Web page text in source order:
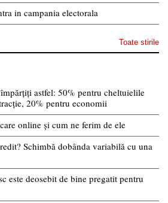
in campania electorala
Toate stirile
astfel: 50% pentru cheltuielile
20% pentru economii
online și cum ne ferim de ele
Schimbă dobânda variabilă cu una
este deosebit de bine pregatit pentru